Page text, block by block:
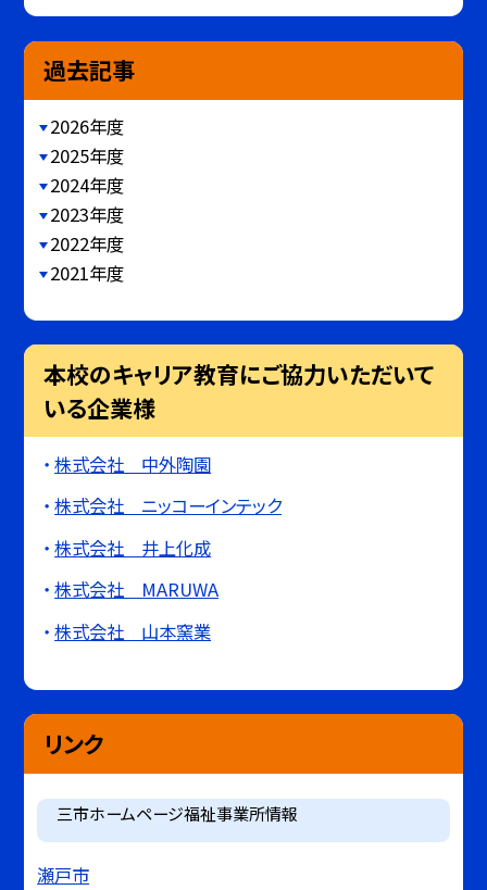
過去記事
2026年度
2025年度
2024年度
2023年度
2022年度
2021年度
本校のキャリア教育にご協力いただいて
いる企業様
株式会社 中外陶園
株式会社 ニッコーインテック
株式会社 井上化成
株式会社 MARUWA
株式会社 山本窯業
リンク
三市ホームページ福祉事業所情報
瀬戸市